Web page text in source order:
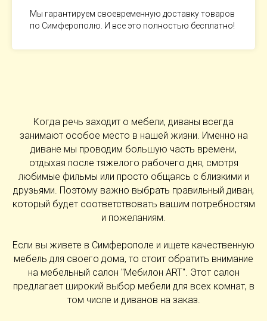
Мы гарантируем своевременную доставку товаров
по Симферополю. И все это полностью бесплатно!
Когда речь заходит о мебели, диваны всегда
занимают особое место в нашей жизни. Именно на
диване мы проводим большую часть времени,
отдыхая после тяжелого рабочего дня, смотря
любимые фильмы или просто общаясь с близкими и
друзьями. Поэтому важно выбрать правильный диван,
который будет соответствовать вашим потребностям
и пожеланиям.
Если вы живете в Симферополе и ищете качественную
мебель для своего дома, то стоит обратить внимание
на мебельный салон "Мебилон ART". Этот салон
предлагает широкий выбор мебели для всех комнат, в
том числе и диванов на заказ.